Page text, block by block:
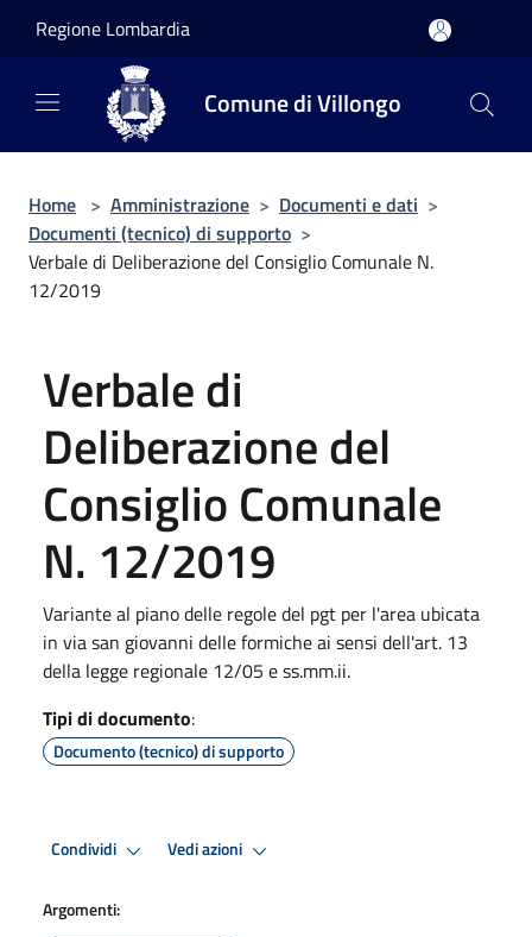
Regione Lombardia
Comune di Villongo
Home > Amministrazione > Documenti e dati >
Documenti (tecnico) di supporto >
Verbale di Deliberazione del Consiglio Comunale N.
12/2019
Verbale di
Deliberazione del
Consiglio Comunale
N. 12/2019
Variante al piano delle regole del pgt per l'area ubicata
in via san giovanni delle formiche ai sensi dell'art. 13
della legge regionale 12/05 e ss.mm.ii.
Tipi di documento:
Documento (tecnico) di supporto
Condividi Vedi azioni
Argomenti: